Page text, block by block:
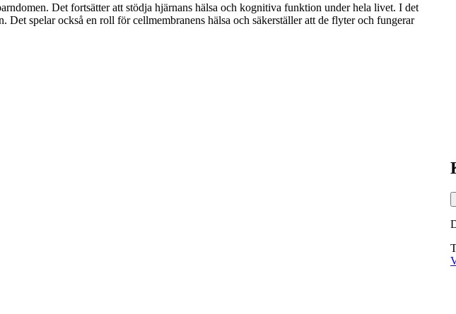
Det fortsätter att stödja hjärnans hälsa och kognitiva funktion under hela livet. I det
spelar också en roll för cellmembranens hälsa och säkerställer att de flyter och fungerar